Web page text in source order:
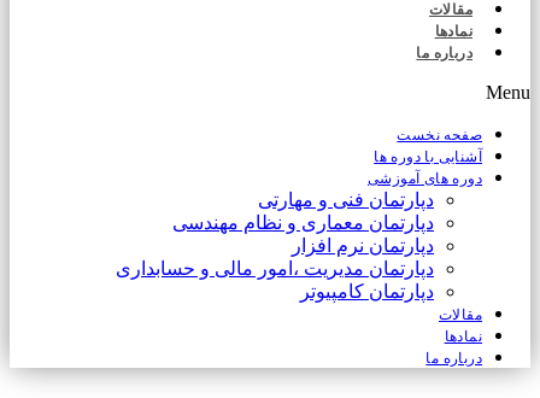
مقالات
نمادها
درباره ما
Menu
صفحه نخست
آشنایی با دوره ها
دوره های آموزشی
دپارتمان فنی و مهارتی
دپارتمان معماری و نظام مهندسی
دپارتمان نرم افزار
دپارتمان مدیریت ،امور مالی و حسابداری
دپارتمان کامپیوتر
مقالات
نمادها
درباره ما